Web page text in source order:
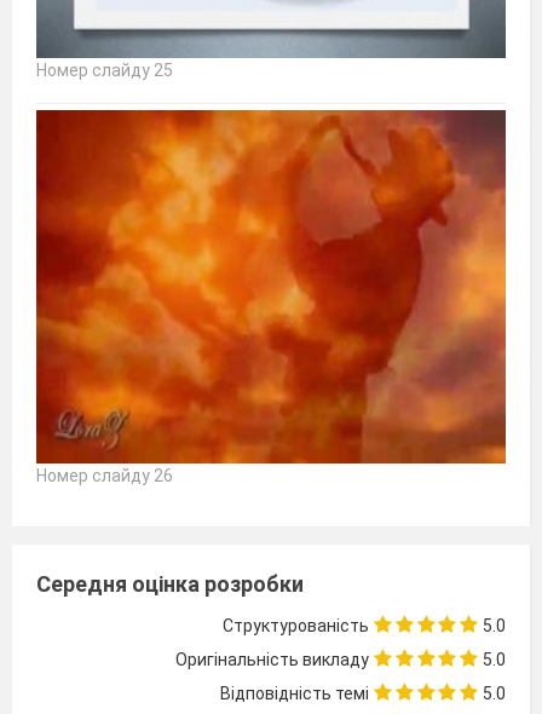
Номер слайду 25
Номер слайду 26
Середня оцінка розробки
Структурованість
5.0
Оригінальність викладу
5.0
Відповідність темі
5.0